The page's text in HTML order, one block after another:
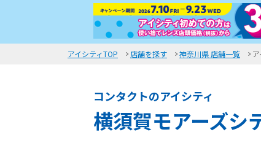
アイシティTOP 店舗を探す 神奈川県 店舗一覧
コンタクトのアイシティ
横須賀モアーズシ